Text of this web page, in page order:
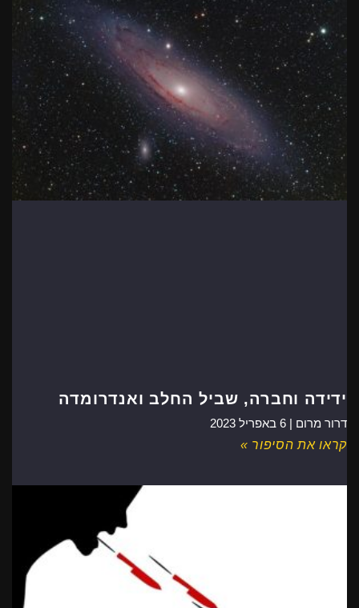
ידידה וחברה, שביל החלב ואנדרומדה
דרור מרום | 6 באפריל 2023
קראו את הסיפור »